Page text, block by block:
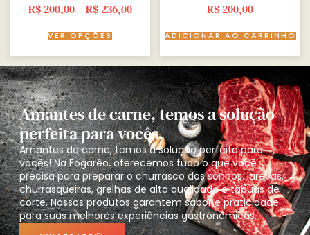
R$200,00 – R$236,00
VER OPÇÕES
R$200,00
ADICIONAR AO CARRINHO
Amantes de carne, temos a solução
perfeita para vocês.
Amantes de carne, temos a solução perfeita para
vocês! Na Fogaréo, oferecemos tudo o que você
precisa para preparar o churrasco dos sonhos: lareiras,
churrasqueiras, grelhas de alta qualidade e tábuas de
corte. Nossos produtos garantem sabor e praticidade
para suas melhores experiências gastronômicas.